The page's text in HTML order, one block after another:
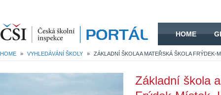
HOME
HOME » VYHLEDÁVÁNÍ ŠKOLY »
Základní škola